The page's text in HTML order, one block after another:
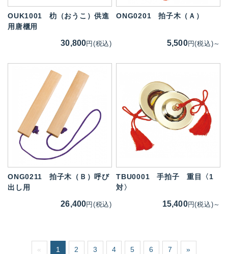
OUK1001
朸（おうこ）供進
用唐櫃用
30,800円(税込)
ONG0201 拍子木（Ａ）
5,500円(税込)～
ONG0211
拍子木（Ｂ）呼び
出し用
26,400円(税込)
TBU0001
手拍子 重目〈1
対〉
15,400円(税込)～
« 1 2 3 4 5 6 7 »